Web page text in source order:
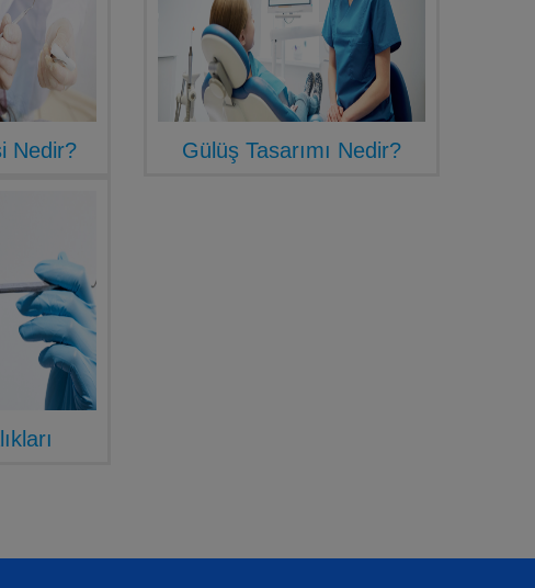
Nedir? Gülüş Tasarımı Nedir?